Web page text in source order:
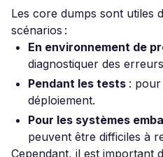
Les core dumps sont utiles
scénarios :
En environnement de
diagnostiquer des
Pendant les tests : pour
déploiement.
Pour les systèmes
peuvent être difficiles à
Cependant, il est important